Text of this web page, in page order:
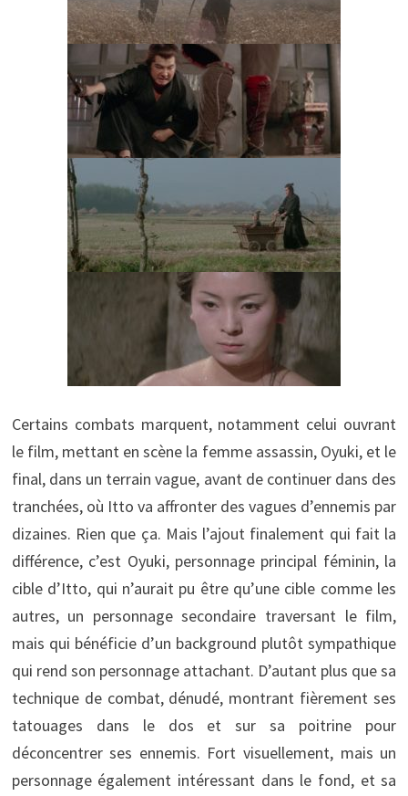
Certains combats marquent, notamment celui ouvrant
le film, mettant en scène la femme assassin, Oyuki, et le
final, dans un terrain vague, avant de continuer dans des
tranchées, où Itto va affronter des vagues d’ennemis par
dizaines. Rien que ça. Mais l’ajout finalement qui fait la
différence, c’est Oyuki, personnage principal féminin, la
cible d’Itto, qui n’aurait pu être qu’une cible comme les
autres, un personnage secondaire traversant le film,
mais qui bénéficie d’un background plutôt sympathique
qui rend son personnage attachant. D’autant plus que sa
technique de combat, dénudé, montrant fièrement ses
tatouages dans le dos et sur sa poitrine pour
déconcentrer ses ennemis. Fort visuellement, mais un
personnage également intéressant dans le fond, et sa